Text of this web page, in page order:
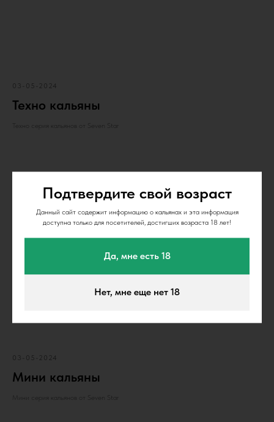
Подтвердите свой возраст
Данный сайт содержит информацию о кальянах и эта информация
доступна только для посетителей, достигших возраста 18 лет!
Да, мне есть 18
Нет, мне еще нет 18
03-05-2024
Техно кальяны
Техно серия кальянов от Seven Star
03-05-2024
Мини кальяны
Мини серия кальянов от Seven Star